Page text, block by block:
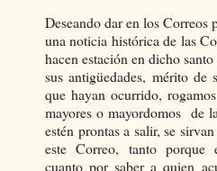
Deseando dar en los Correos
una noticia histórica de las
hacen estación en dicho
sus antigüedades, mérito de
que hayan ocurrido,
mayores o mayordomos de
estén prontas a salir, se
este Correo, tanto porque
cuanto por saber a quien